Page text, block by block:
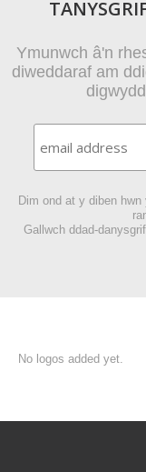
Ymunwch â'n
diweddaraf am
Dim ond at y diben
Gallwch ddad-
No logos added yet.